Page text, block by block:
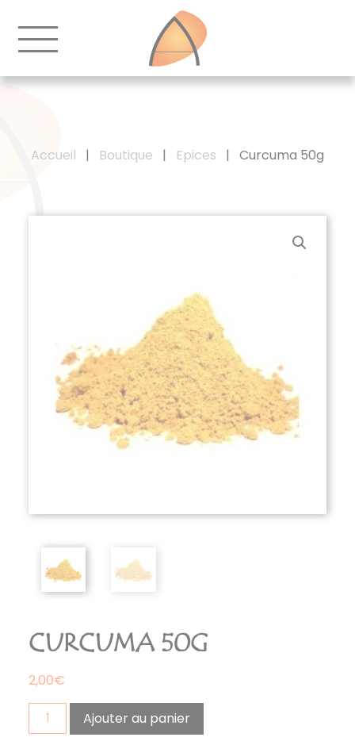
Accueil | Boutique | Epices | Curcuma 50g
CURCUMA 50G
2,00€
quantité
de
Ajouter au panier